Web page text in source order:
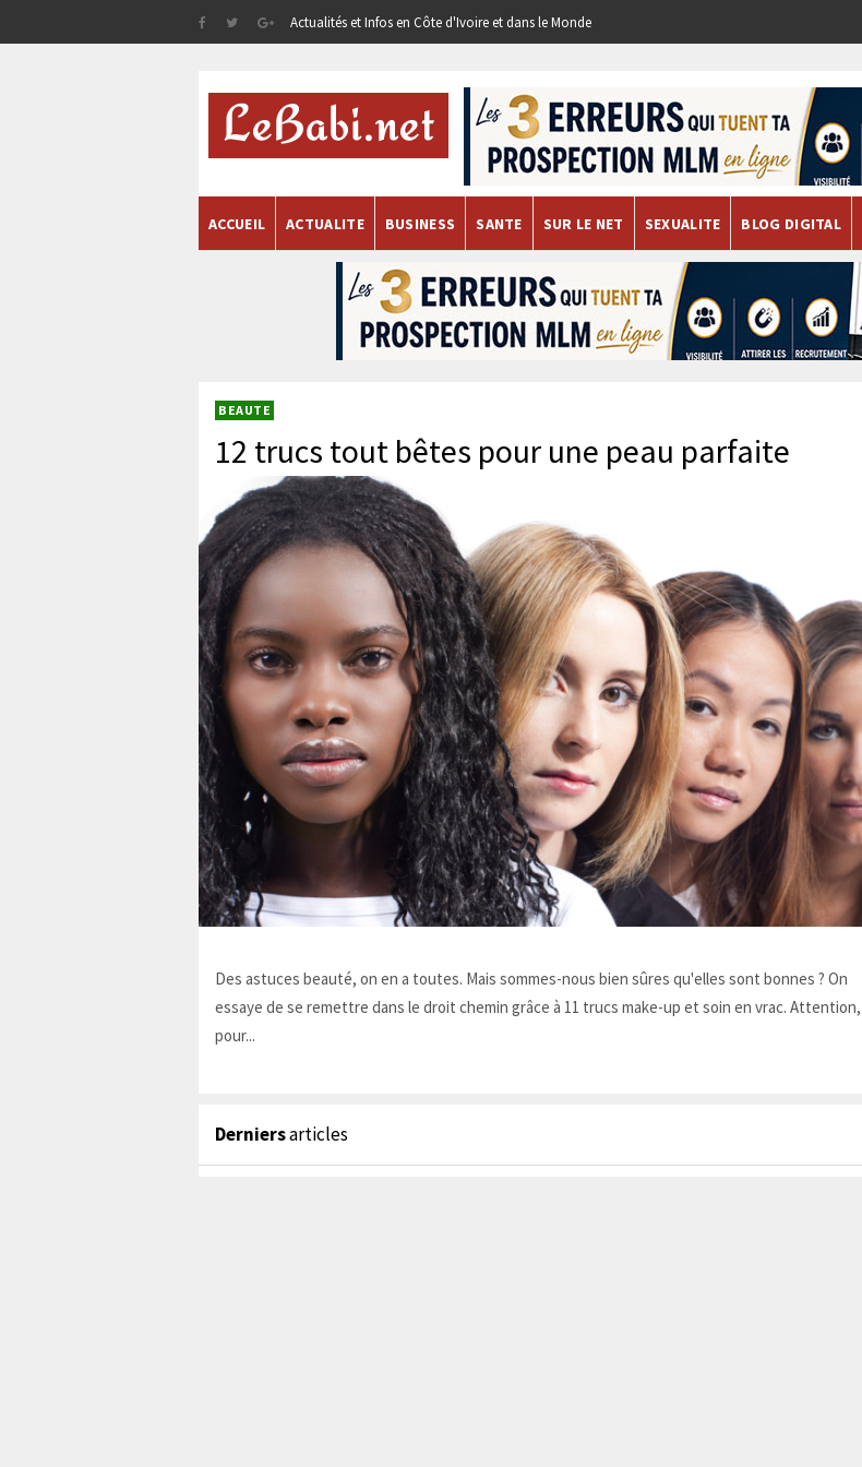
Actualités et Infos en Côte d'Ivoire et dans le Monde
ACCUEIL ACTUALITE BUSINESS SANTE SUR LE NET SEXUALITE BLOG DIGITAL
BEAUTE
12 trucs tout bêtes pour une peau parfaite
Des astuces beauté, on en a toutes. Mais sommes-nous bien sûres qu'elles sont bonnes ? On
essaye de se remettre dans le droit chemin grâce à 11 trucs make-up et soin en vrac. Attention,
pour...
Derniersarticles